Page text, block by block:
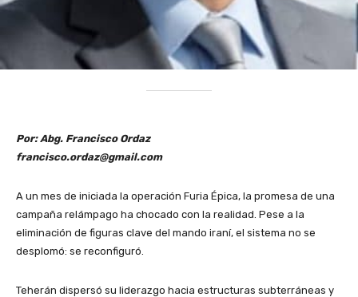
Por: Abg. Francisco Ordaz
francisco.ordaz@gmail.com
A un mes de iniciada la operación Furia Épica, la promesa de una
campaña relámpago ha chocado con la realidad. Pese a la
eliminación de figuras clave del mando iraní, el sistema no se
desplomó: se reconfiguró.
Teherán dispersó su liderazgo hacia estructuras subterráneas y